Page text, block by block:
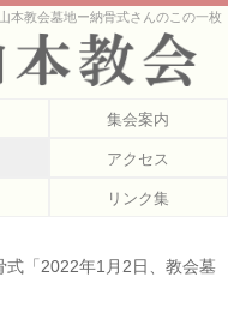
本教会墓地ー納骨式さんのこの一枚
集会案内
アクセス
リンク集
「2022年1月2日、教会墓